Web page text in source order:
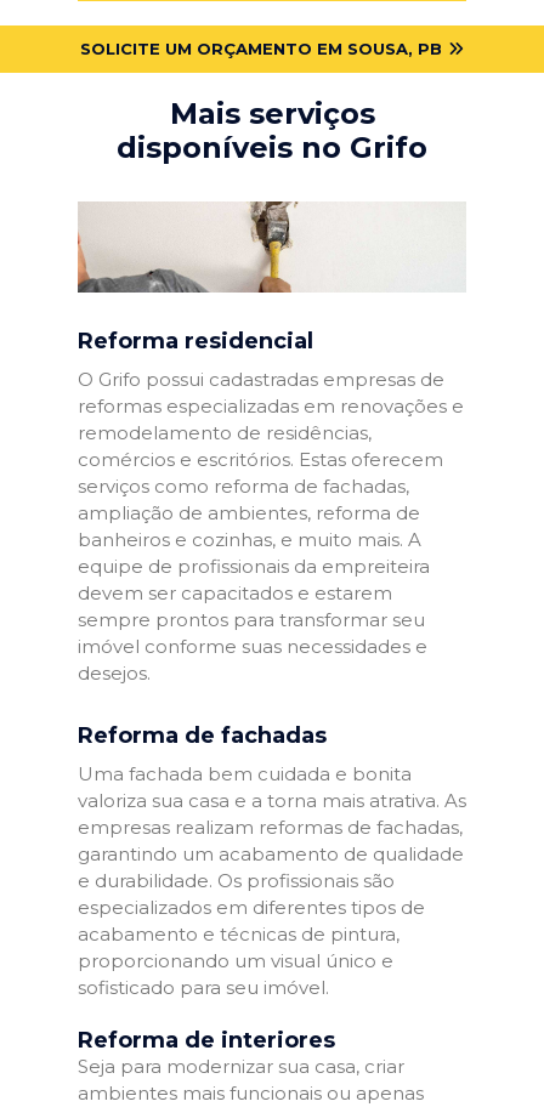
SOLICITE UM ORÇAMENTO EM SOUSA, PB
Mais serviços
disponíveis no Grifo
Reforma residencial
O Grifo possui cadastradas empresas de
reformas especializadas em renovações e
remodelamento de residências,
comércios e escritórios. Estas oferecem
serviços como reforma de fachadas,
ampliação de ambientes, reforma de
banheiros e cozinhas, e muito mais. A
equipe de profissionais da empreiteira
devem ser capacitados e estarem
sempre prontos para transformar seu
imóvel conforme suas necessidades e
desejos.
Reforma de fachadas
Uma fachada bem cuidada e bonita
valoriza sua casa e a torna mais atrativa. As
empresas realizam reformas de fachadas,
garantindo um acabamento de qualidade
e durabilidade. Os profissionais são
especializados em diferentes tipos de
acabamento e técnicas de pintura,
proporcionando um visual único e
sofisticado para seu imóvel.
Reforma de interiores
Seja para modernizar sua casa, criar
ambientes mais funcionais ou apenas